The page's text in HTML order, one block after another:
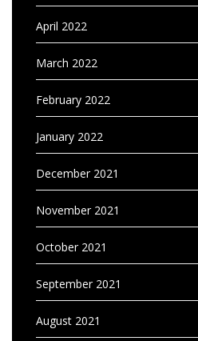
April 2022
March 2022
February 2022
January 2022
December 2021
November 2021
October 2021
September 2021
August 2021